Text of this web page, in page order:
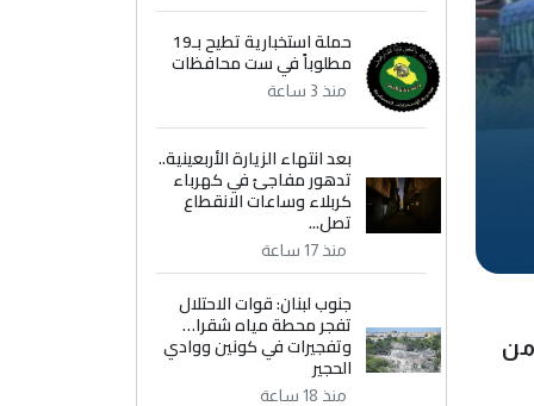
من
حملة استخبارية تطيح بـ19
مطلوباً في ست محافظات
منذ 3 ساعة
بعد انتهاء الزيارة الأربعينية..
تدهور مفاجئ في كهرباء
كربلاء وساعات الانقطاع
تصل...
منذ 17 ساعة
جنوب لبنان: قوات الاحتلال
تفجر محطة مياه شقرا…
وتفجيرات في كونين ووادي
الحجير
منذ 18 ساعة